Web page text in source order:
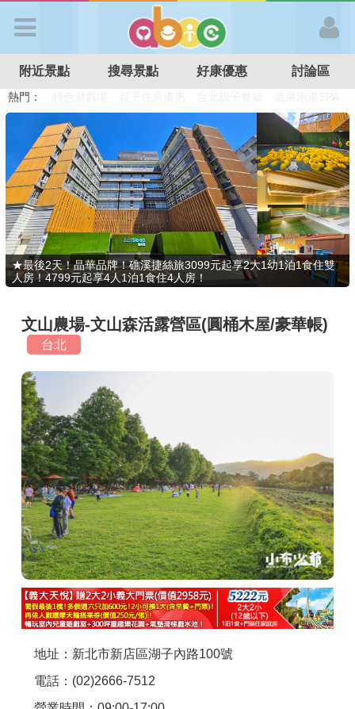
APP登入
首 頁
搜尋景點
好康優惠
最新消息
最新留言
商家合作
推薦景點
討論區
聯絡我們
APP下載
附近景點 搜尋景點 好康優惠 討論區
熱門：
特色遊戲場
親子住房優惠 台北親子餐廳 溫泉泡湯SPA
★最後2天！晶華品牌！礁溪捷絲旅3099元起享2大1幼1泊1食住雙
人房！4799元起享4人1泊1食住4人房！
文山農場-文山森活露營區(圓桶木屋/豪華帳)
台北
地址：新北市新店區湖子內路100號
電話：(02)2666-7512